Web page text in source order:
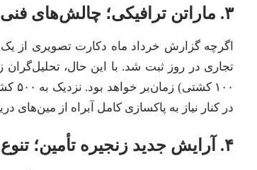
۳. ماراتن ترافیکی؛ چالش‌های فنی و امنیتی بازگشایی
اگرچه گزارش خرداد ماه دکارت تصویری از
تجاری در روز ثبت شد. با این حال،
در کنار نیاز به پاکسازی کامل آبراه از مین‌های
۴. آرایش جدید زنجیره تأمین؛ تنوع‌بخشی اجباری